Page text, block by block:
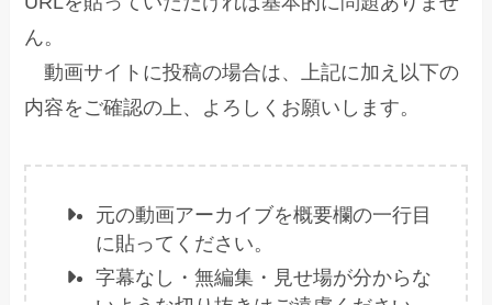
ん。
動画サイトに投稿の場合は、上記に加え以下の
内容をご確認の上、よろしくお願いします。
元の動画アーカイブを概要欄の一行目
に貼ってください。
字幕なし・無編集・見せ場が分からな